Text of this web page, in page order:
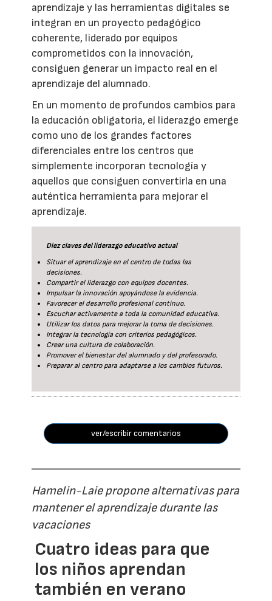
aprendizaje y las herramientas digitales se
integran en un proyecto pedagógico
coherente, liderado por equipos
comprometidos con la innovación,
consiguen generar un impacto real en el
aprendizaje del alumnado.
En un momento de profundos cambios para
la educación obligatoria, el liderazgo emerge
como uno de los grandes factores
diferenciales entre los centros que
simplemente incorporan tecnología y
aquellos que consiguen convertirla en una
auténtica herramienta para mejorar el
aprendizaje.
Diez claves del liderazgo educativo actual
Situar el aprendizaje en el centro de todas las
decisiones.
Compartir el liderazgo con equipos docentes.
Impulsar la innovación apoyándose la evidencia.
Favorecer el desarrollo profesional continuo.
Escuchar activamente a toda la comunidad educativa.
Utilizar los datos para mejorar la toma de decisiones.
Integrar la tecnología con criterios pedagógicos.
Crear una cultura de colaboración.
Promover el bienestar del alumnado y del profesorado.
Preparar al centro para adaptarse a los cambios futuros.
ver/escribir comentarios
Hamelin-Laie propone alternativas para
mantener el aprendizaje durante las
vacaciones
Cuatro ideas para que
los niños aprendan
también en verano